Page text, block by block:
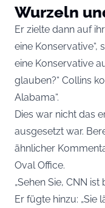
Wurzeln
Er zielte dann auf
eine Konservative“,
eine Konservative
glauben?“ Collins
Alabama“.
Dies war nicht das
ausgesetzt war.
ähnlicher
Oval Office.
„Sehen Sie, CNN
Er fügte hinzu: „Sie